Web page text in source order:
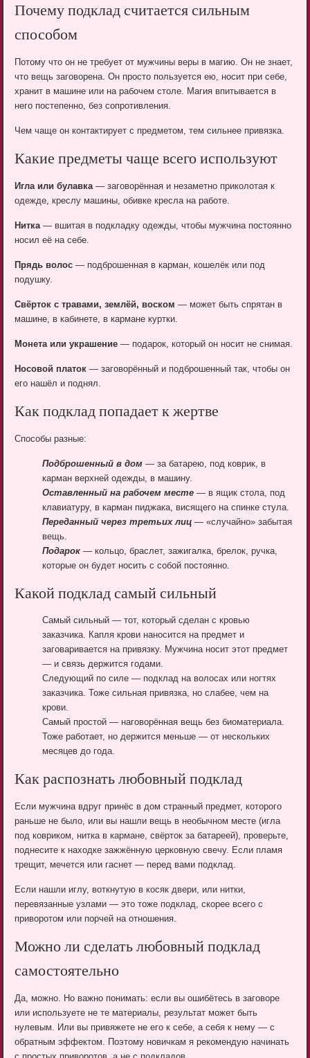
Почему подклад считается сильным
способом
Потому что он не требует от мужчины веры в магию. Он не знает,
что вещь заговорена. Он просто пользуется ею, носит при себе,
хранит в машине или на рабочем столе. Магия впитывается в
него постепенно, без сопротивления.
Чем чаще он контактирует с предметом, тем сильнее привязка.
Какие предметы чаще всего используют
Игла или булавка — заговорённая и незаметно приколотая к
одежде, креслу машины, обивке кресла на работе.
Нитка — вшитая в подкладку одежды, чтобы мужчина постоянно
носил её на себе.
Прядь волос — подброшенная в карман, кошелёк или под
подушку.
Свёрток с травами, землёй, воском — может быть спрятан в
машине, в кабинете, в кармане куртки.
Монета или украшение — подарок, который он носит не снимая.
Носовой платок — заговорённый и подброшенный так, чтобы он
его нашёл и поднял.
Как подклад попадает к жертве
Способы разные:
Подброшенный в дом — за батарею, под коврик, в
карман верхней одежды, в машину.
Оставленный на рабочем месте — в ящик стола, под
клавиатуру, в карман пиджака, висящего на спинке стула.
Переданный через третьих лиц — «случайно» забытая
вещь.
Подарок — кольцо, браслет, зажигалка, брелок, ручка,
которые он будет носить с собой постоянно.
Какой подклад самый сильный
Самый сильный — тот, который сделан с кровью
заказчика. Капля крови наносится на предмет и
заговаривается на привязку. Мужчина носит этот предмет
— и связь держится годами.
Следующий по силе — подклад на волосах или ногтях
заказчика. Тоже сильная привязка, но слабее, чем на
крови.
Самый простой — наговорённая вещь без биоматериала.
Тоже работает, но держится меньше — от нескольких
месяцев до года.
Как распознать любовный подклад
Если мужчина вдруг принёс в дом странный предмет, которого
раньше не было, или вы нашли вещь в необычном месте (игла
под ковриком, нитка в кармане, свёрток за батареей), проверьте,
поднесите к находке зажжённую церковную свечу. Если пламя
трещит, мечется или гаснет — перед вами подклад.
Если нашли иглу, воткнутую в косяк двери, или нитки,
перевязанные узлами — это тоже подклад, скорее всего с
приворотом или порчей на отношения.
Можно ли сделать любовный подклад
самостоятельно
Да, можно. Но важно понимать: если вы ошибётесь в заговоре
или используете не те материалы, результат может быть
нулевым. Или вы привяжете не его к себе, а себя к нему — с
обратным эффектом. Поэтому новичкам я рекомендую начинать